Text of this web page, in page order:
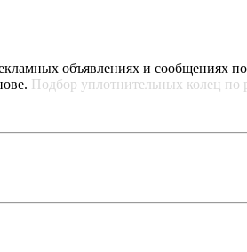
объявлениях и сообщениях
Подбор уплотнительных колец по